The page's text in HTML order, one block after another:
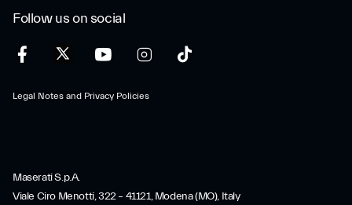
Follow us on social
Legal Notes and Privacy Policies
Maserati S.p.A.
Viale Ciro Menotti, 322 – 41121, Modena (MO), Italy